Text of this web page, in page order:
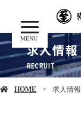
MENU
求人情報
HOME 求人情報